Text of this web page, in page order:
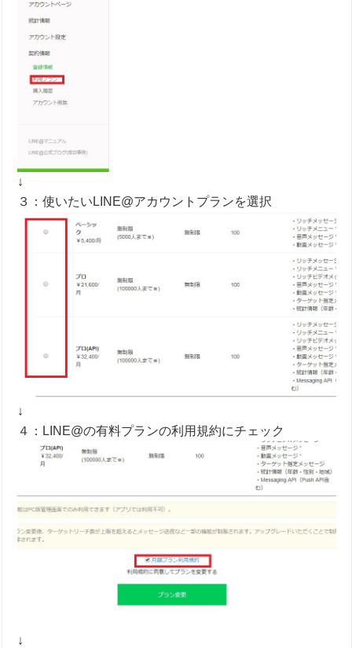
↓
３：使いたいLINE@アカウントプランを選択
↓
４：LINE@の有料プランの利用規約にチェック
↓